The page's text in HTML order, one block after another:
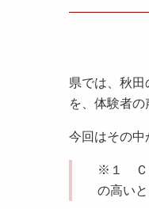
県では、秋
を、体験者の
今回はその中
※１ Ｃ
の高い